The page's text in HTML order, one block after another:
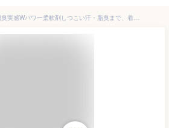
【大容量】ハミング消臭実感Wパワー柔軟剤しつこい汗・脂臭まで、着用中ず~っと無限消臭ハーバルデオサボンの香り詰替え2000ML